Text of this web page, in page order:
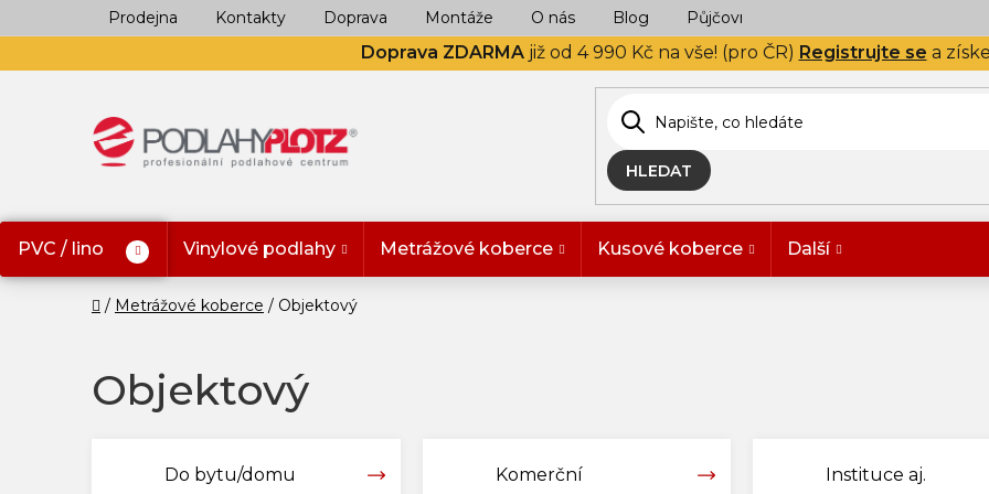
na
Doprava ZDARMA již od 4 990 Kč na vše! (pro ČR) Registrujte se a
Prodejna Kontakty Doprava Montáže O nás Blog Půjčovna
HLEDAT
PVC / lino Vinylové podlahy Metrážové koberce Kusové koberce Další
Domů
Metrážové koberce Objektový
Objektový
Do bytu/domu Komerční Instituce aj.